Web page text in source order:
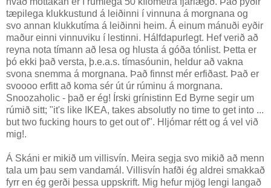
tæpilega klukkustund á leiðinni í vinnuna á morgnana og
svo annan klukkutíma á leiðinni heim. Á einum mánuði eyðir
maður einni vinnuviku í lestinni. Hálfdapurlegt. Hef verið að
reyna nota tímann að lesa og hlusta á góða tónlist. Þetta er
þó ekki það versta, þ.e.a.s. tímasóunin, heldur að vakna
svona snemma á morgnana. Það finnst mér erfiðast. Það er
svoooo erfitt að koma sér út úr rúminu á morgnana.
Snoozaholic - það er ég! Írski grínistinn Ed Byrne segir um
rúmið sitt; "it's like IKEA, takes absolutly no time to get into ...
but two fucking hours to get out of". Hljómar rétt og á vel við
mig!.
Á Skáni er mikið um villisvín. Meira segja svo mikið að menn
tala um þau sem vandamál. Villisvín hafði ég aldrei smakkað
fyrr en ég gerði þessa uppskrift. Mig hefur mjög lengi langað